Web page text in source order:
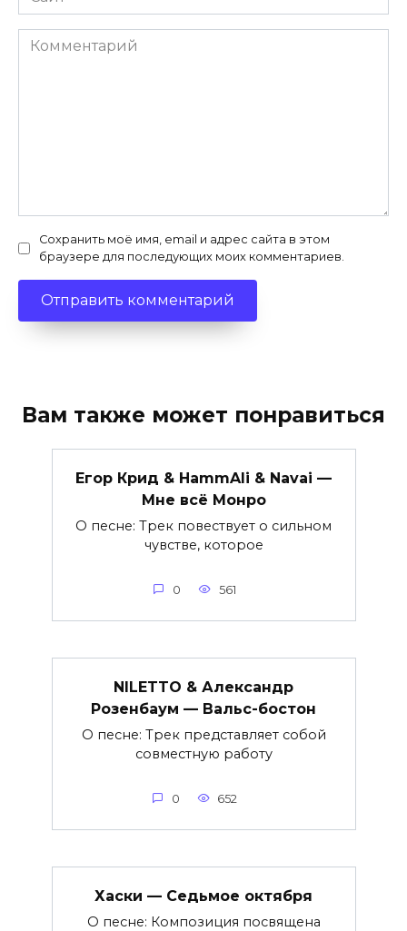
Комментарий
Сохранить моё имя, email и адрес сайта в этом
браузере для последующих моих комментариев.
Вам также может понравиться
Егор Крид & HammAli & Navai —
Мне всё Монро
О песне: Трек повествует о сильном
чувстве, которое
0 561
NILETTO & Александр
Розенбаум — Вальс-бостон
О песне: Трек представляет собой
совместную работу
0 652
Хаски — Седьмое октября
О песне: Композиция посвящена